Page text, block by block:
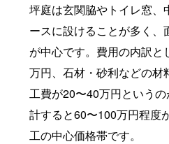
坪庭は玄関脇やトイレ窓、
ースに設けることが多く
が中心です。費用の内訳と
万円、石材・砂利などの
工費が20〜40万円という
計すると60〜100万円程度
工の中心価格帯です。